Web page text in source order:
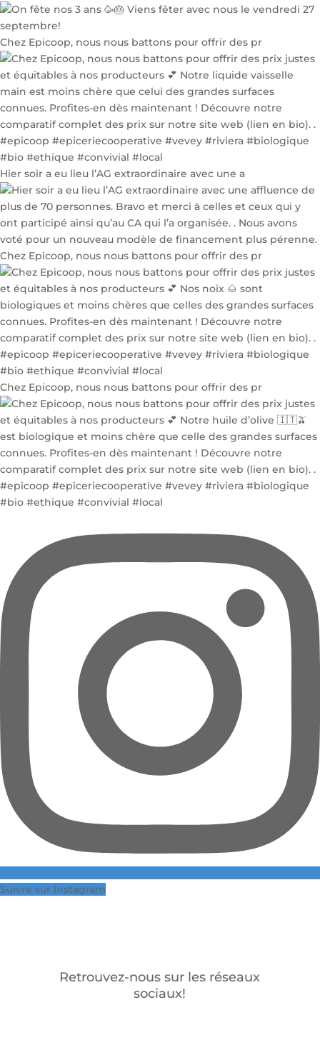
Chez Epicoop, nous nous battons pour offrir des pr
Hier soir a eu lieu l’AG extraordinaire avec une a
Chez Epicoop, nous nous battons pour offrir des pr
Chez Epicoop, nous nous battons pour offrir des pr
Suivre sur Instagram
Retrouvez-nous sur les réseaux
sociaux!